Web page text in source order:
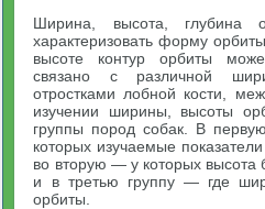
Ширина, высота, глубина
характеризовать форму
высоте контур орбиты
связано с различной
отростками лобной кости,
изучении ширины, высоты
группы пород собак. В
которых изучаемые
во вторую — у которых
и в третью группу — где
орбиты.